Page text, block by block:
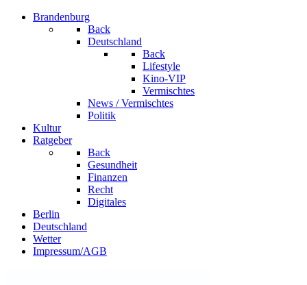
Brandenburg
Back
Deutschland
Back
Lifestyle
Kino-VIP
Vermischtes
News / Vermischtes
Politik
Kultur
Ratgeber
Back
Gesundheit
Finanzen
Recht
Digitales
Berlin
Deutschland
Wetter
Impressum/AGB